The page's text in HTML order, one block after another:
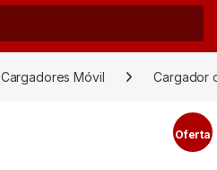
Cargadores Móvil Cargador
Oferta